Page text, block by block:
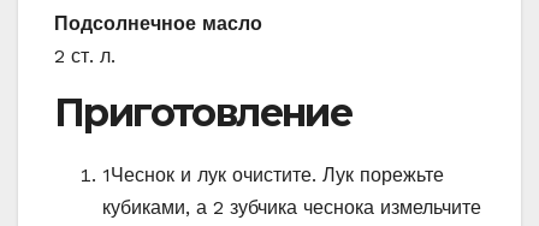
Подсолнечное масло
2 ст. л.
Приготовление
1Чеснок и лук очистите. Лук порежьте
кубиками, а 2 зубчика чеснока измельчите